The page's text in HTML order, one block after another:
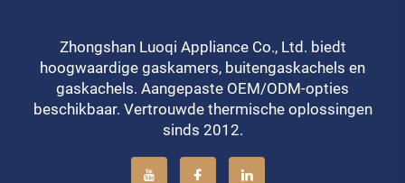
Zhongshan Luoqi Appliance Co., Ltd. biedt
hoogwaardige gaskamers, buitengaskachels en
gaskachels. Aangepaste OEM/ODM-opties
beschikbaar. Vertrouwde thermische oplossingen
sinds 2012.